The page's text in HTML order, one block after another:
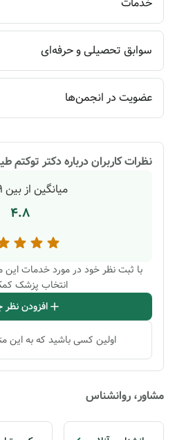
سوابق تحصیلی و حرفه‌ای
عضویت در انجمن‌ها
نظرات کاربران دربارهدکتر توکتم
میانگین از بین
4.8
با ثبت نظر خود در مورد خدمات این
انتخاب پزشک
افزودن نظر
اولین کسی باشید که به
مشاور، روانشناس